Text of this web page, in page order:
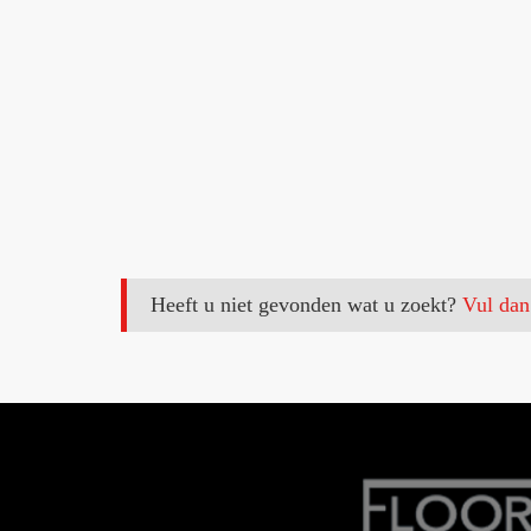
Heeft u niet gevonden wat u zoekt? Vul